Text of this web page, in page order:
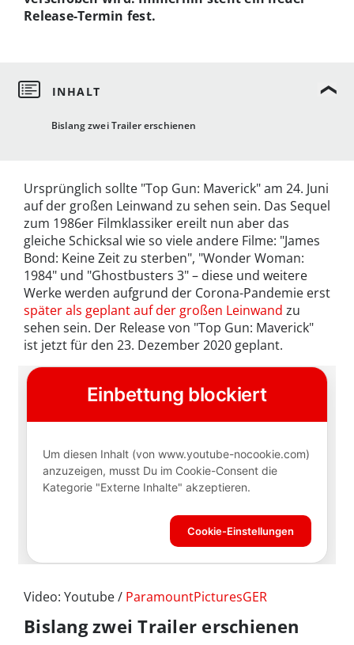
Bislang zwei Trailer erschienen
Release-Termin fest.
Ursprünglich sollte "Top Gun: Maverick" am 24. Juni
auf der großen Leinwand zu sehen sein. Das Sequel
zum 1986er Filmklassiker ereilt nun aber das
gleiche Schicksal wie so viele andere Filme: "James
Bond: Keine Zeit zu sterben", "Wonder Woman:
1984" und "Ghostbusters 3" – diese und weitere
Werke werden aufgrund der Corona-Pandemie erst
später als geplant auf der großen Leinwand zu
sehen sein. Der Release von "Top Gun: Maverick"
ist jetzt für den 23. Dezember 2020 geplant.
Video: Youtube / ParamountPicturesGER
Bislang zwei Trailer erschienen